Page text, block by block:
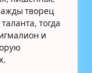
творец
тогда
и